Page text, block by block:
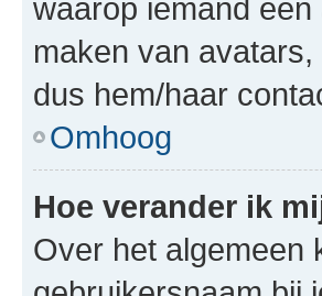
waarop iemand
maken van
dus hem/haar
Omhoog
Hoe verander ik
Over het algemeen